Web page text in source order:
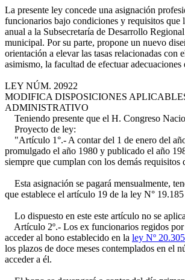
La presente ley concede una asignación
funcionarios bajo condiciones y requisitos
anual a la Subsecretaría de Desarrollo
municipal. Por su parte, propone un nuevo
orientación a elevar las tasas relacionadas
asimismo, la facultad de efectuar
LEY NÚM. 20922
MODIFICA DISPOSICIONES
ADMINISTRATIVO
Teniendo presente que el H. Congreso
Proyecto de ley:
"Artículo 1°.- A contar del 1 de enero del
promulgado el año 1980 y publicado el año
siempre que cumplan con los demás requisitos
Esta asignación se pagará mensualmente,
que establece el artículo 19 de la ley N°
Lo dispuesto en este este artículo no se
Artículo 2º.- Los ex funcionarios regidos
acceder al bono establecido en la ley Nº 20.305
los plazos de doce meses contemplados en el
acceder a él.